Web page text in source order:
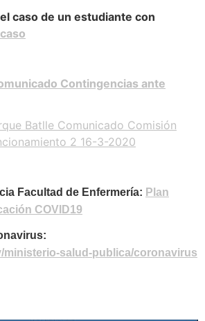
caso de un estudiante con
Contingencias ante
Batlle Comunicado Comisión
2 16-3-2020
Facultad de Enfermería: Plan
COVID19
ministerio-salud-publica/coronavirus